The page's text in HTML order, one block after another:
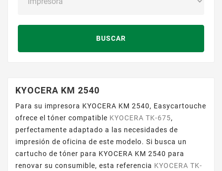
BUSCAR
KYOCERA KM 2540
Para su impresora KYOCERA KM 2540, Easycartouche
ofrece el tóner compatible KYOCERA TK-675,
perfectamente adaptado a las necesidades de
impresión de oficina de este modelo. Si busca un
cartucho de tóner para KYOCERA KM 2540 para
renovar su consumible, esta referencia KYOCERA TK-